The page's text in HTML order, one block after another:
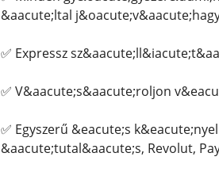
&aacute;ltal
✅ Expressz
✅ V&aacute;s&aacute;roljon
✅ Egyszerű &eacute;s
&aacute;tutal&aacute;s, Revolut,